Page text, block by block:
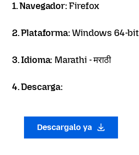
1. Navegador:Firefox
2. Plataforma:Windows 64-
3. Idioma: Marathi - मराठी
4. Descarga:
Descargalo ya